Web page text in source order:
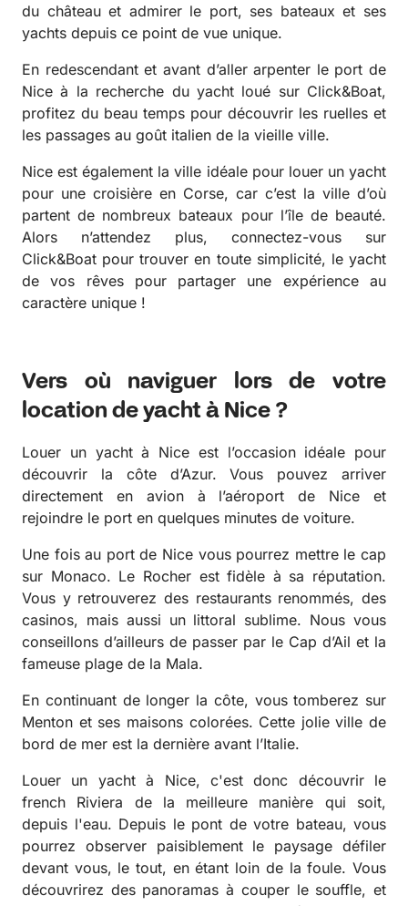
du château et admirer le port, ses bateaux et ses
yachts depuis ce point de vue unique.
En redescendant et avant d’aller arpenter le port de
Nice à la recherche du yacht loué sur Click&Boat,
profitez du beau temps pour découvrir les ruelles et
les passages au goût italien de la vieille ville.
Nice est également la ville idéale pour louer un yacht
pour une croisière en Corse, car c’est la ville d’où
partent de nombreux bateaux pour l’île de beauté.
Alors n’attendez plus, connectez-vous sur
Click&Boat pour trouver en toute simplicité, le yacht
de vos rêves pour partager une expérience au
caractère unique !
Vers où naviguer lors de votre
location de yacht à Nice ?
Louer un yacht à Nice est l’occasion idéale pour
découvrir la côte d’Azur. Vous pouvez arriver
directement en avion à l’aéroport de Nice et
rejoindre le port en quelques minutes de voiture.
Une fois au port de Nice vous pourrez mettre le cap
sur Monaco. Le Rocher est fidèle à sa réputation.
Vous y retrouverez des restaurants renommés, des
casinos, mais aussi un littoral sublime. Nous vous
conseillons d’ailleurs de passer par le Cap d’Ail et la
fameuse plage de la Mala.
En continuant de longer la côte, vous tomberez sur
Menton et ses maisons colorées. Cette jolie ville de
bord de mer est la dernière avant l’Italie.
Louer un yacht à Nice, c'est donc découvrir le
french Riviera de la meilleure manière qui soit,
depuis l'eau. Depuis le pont de votre bateau, vous
pourrez observer paisiblement le paysage défiler
devant vous, le tout, en étant loin de la foule. Vous
découvrirez des panoramas à couper le souffle, et